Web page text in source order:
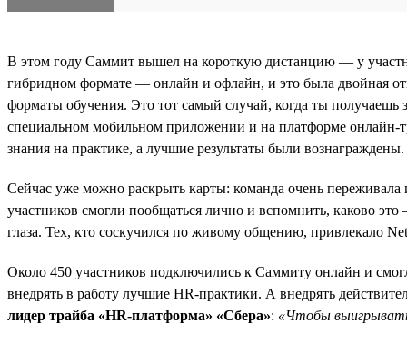
В этом году Саммит вышел на короткую дистанцию — у
гибридном формате — онлайн и офлайн, и это была двойная
форматы обучения. Это тот самый случай, когда ты
специальном мобильном приложении и на платформе онлайн-
знания на практике, а лучшие результаты были вознаграждены.
Сейчас уже можно раскрыть карты: команда очень
участников смогли пообщаться лично и вспомнить, каково
глаза. Тех, кто соскучился по живому общению, привлекало
Около 450 участников подключились к Саммиту онлайн и
внедрять в работу лучшие HR-практики. А внедрять
лидер трайба «HR-платформа» «Сбера»: «Чтобы